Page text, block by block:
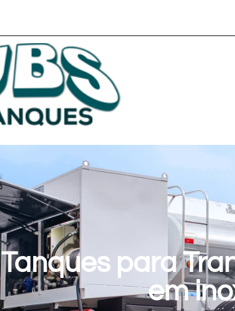
Tanques para
em